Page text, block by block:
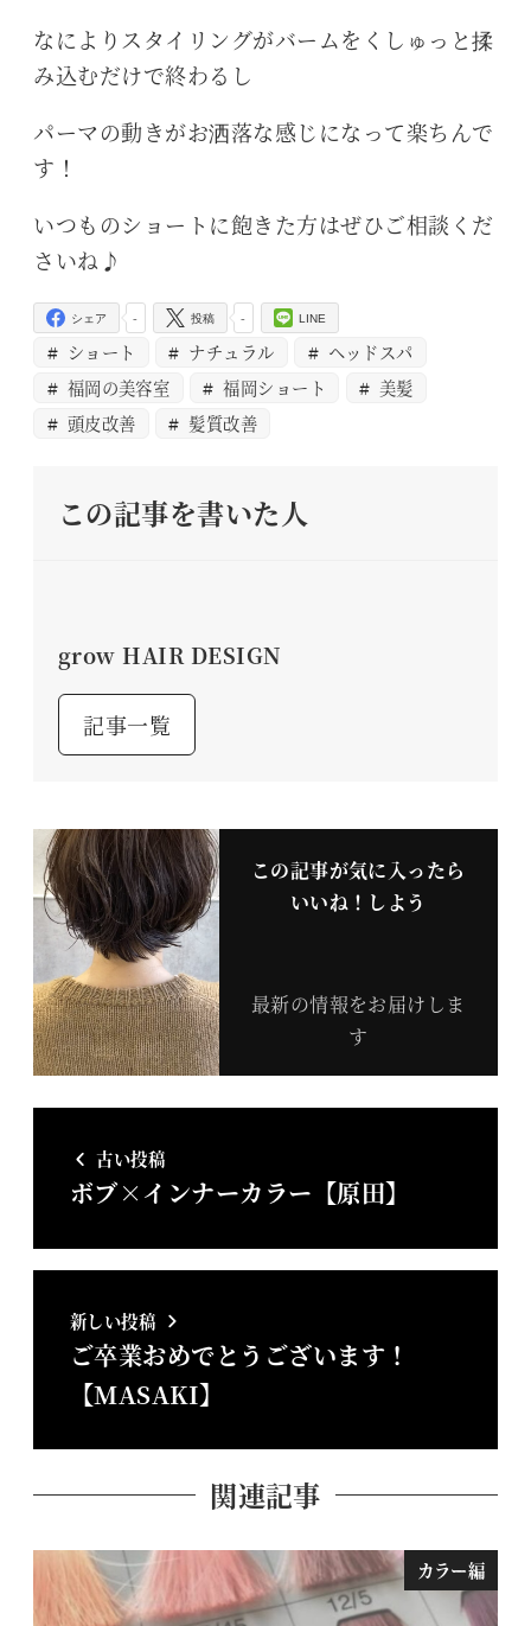
なによりスタイリングがバームをくしゅっと揉
み込むだけで終わるし
パーマの動きがお洒落な感じになって楽ちんで
す！
いつものショートに飽きた方はぜひご相談くだ
さいね♪
-
シェア -
投稿 LINE
ショート ナチュラル
ヘッドスパ
福岡の美容室
福岡ショート
美髪
頭皮改善
髪質改善
この記事を書いた人
grow HAIR DESIGN
記事一覧
この記事が気に入ったら
いいね！しよう
最新の情報をお届けしま
す
古い投稿
ボブ×インナーカラー【原田】
新しい投稿
ご卒業おめでとうございます！
【MASAKI】
関連記事
カラー編